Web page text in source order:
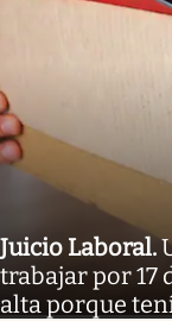
Juicio Laboral.
trabajar por 17
alta porque